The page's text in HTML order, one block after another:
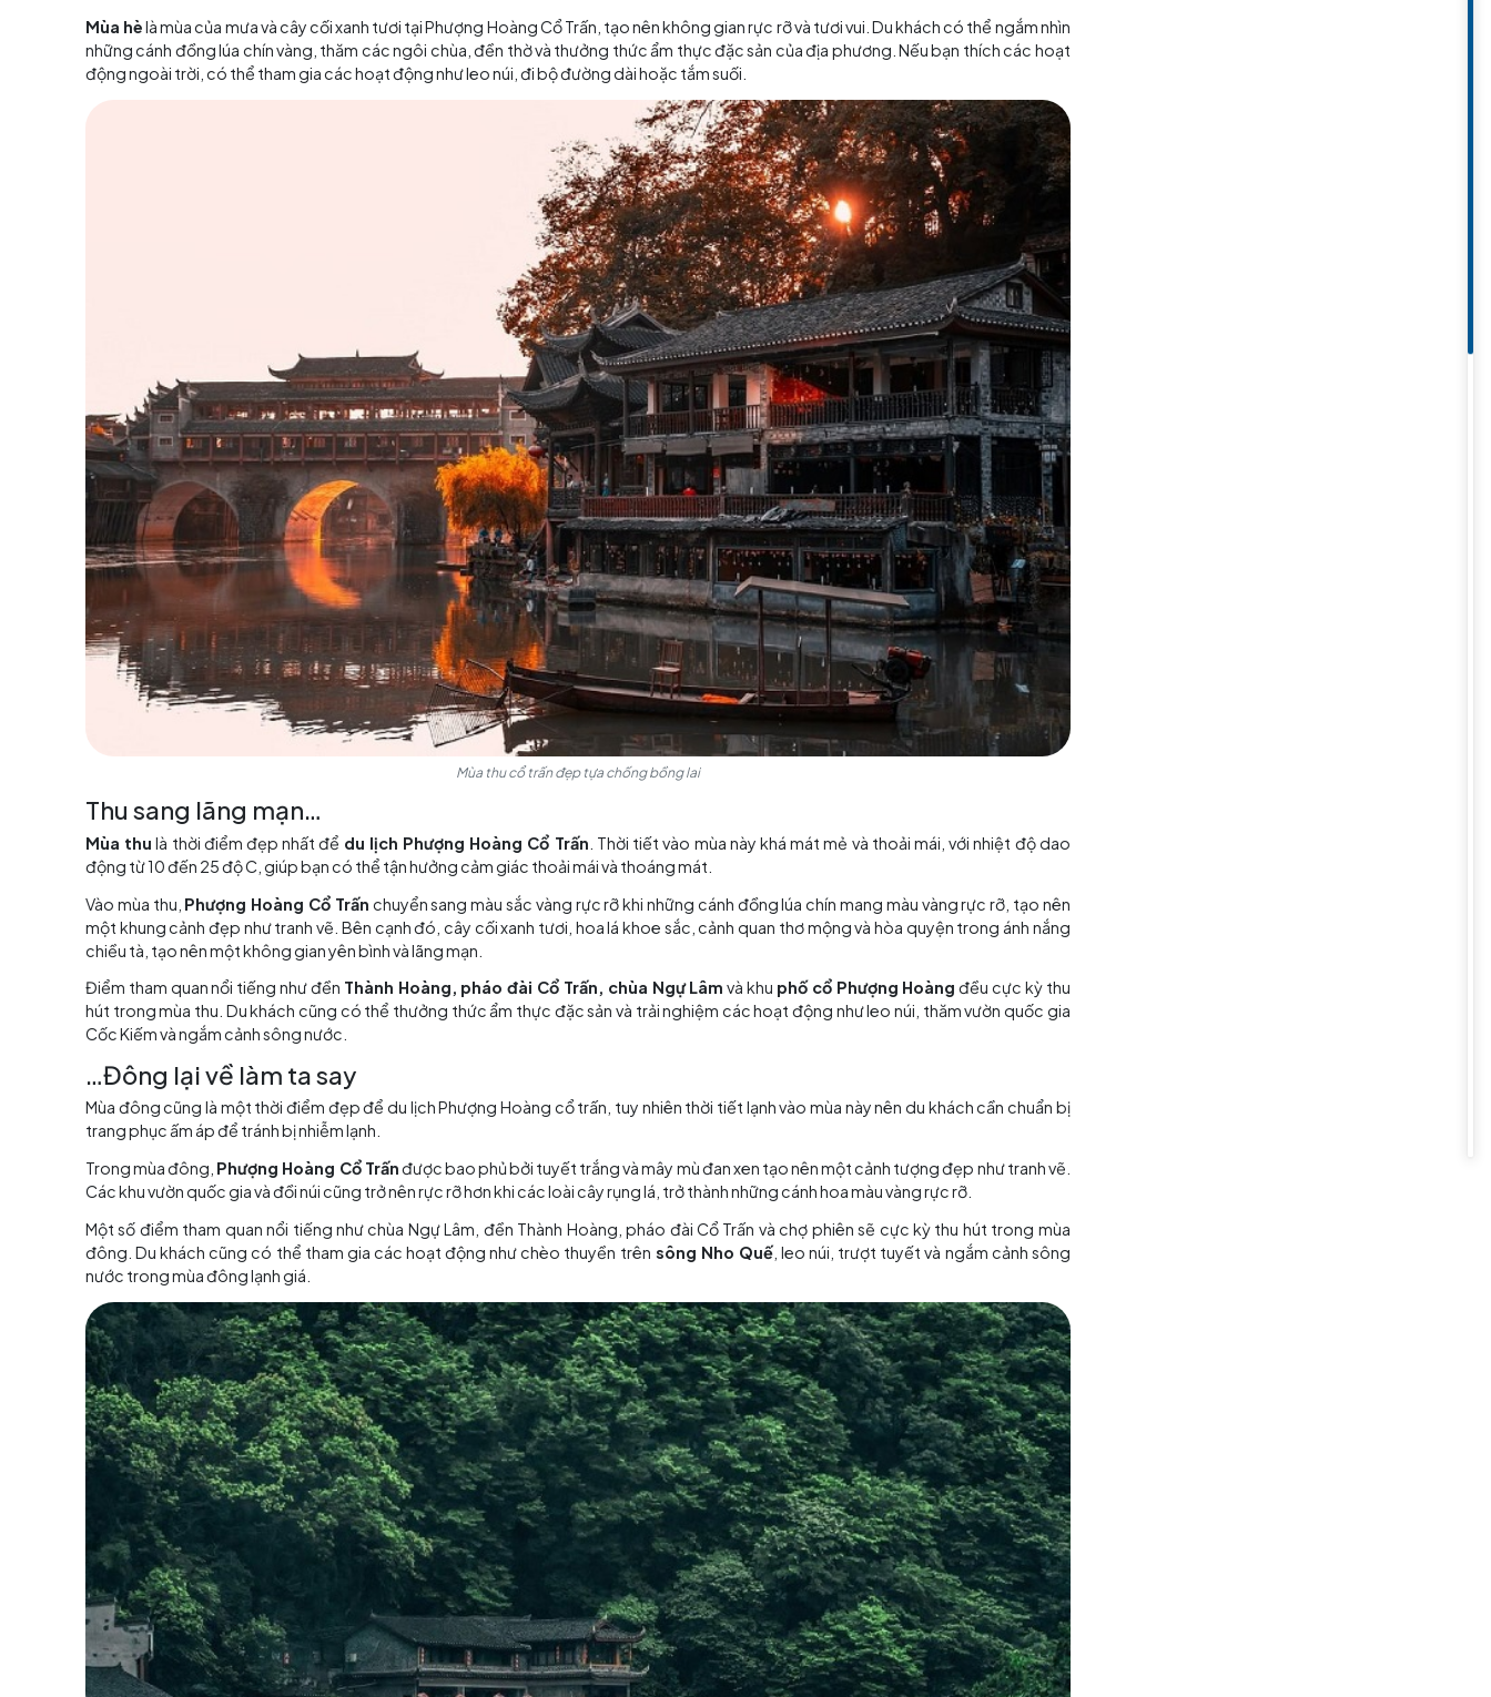
Mùa đẹp nhất để khám phá Phượng Hoàng cổ trấn
du lịch Phượng Hoàng Cổ Trấn. Thời gian tốt nhất đến đây trong mùa xuân là từ tháng 3 đến
tháng 5. Vào thời điểm này, thời tiết ở đây vẫn khá mát mẻ và ôn hòa, khí hậu thoáng đãng, không quá nóng hay quá lạnh. Cây cối tại
Phượng Hoàng Cổ Trấn cũng bắt đầu nảy mầm và đua nhau nở rộ, tạo nên cảnh sắc tuyệt đẹp, đặc biệt các loài hoa đua nở khắp nơi tạo
nên không gian thơ mộng, lãng mạn và đầy màu sắc.
có thể khá nóng, vì vậy không phải là mùa đẹp nhất để du lịch tại đây. Nhiệt độ thường dao
động từ 25 đến 30 độ C, và có thể lên đến 35 độ C vào một số ngày nắng nóng đỉnh điểm. Tuy nhiên, nếu bạn muốn
, thì tháng 6 đến tháng 8 là thời điểm tốt nhất.
Mùa hèlà mùa của mưa và cây cối xanh tươi tại Phượng Hoàng Cổ Trấn, tạo nên không gian rực rỡ và tươi vui. Du khách có thể ngắm nhìn
những cánh đồng lúa chín vàng, thăm các ngôi chùa, đền thờ và thưởng thức ẩm thực đặc sản của địa phương. Nếu bạn thích các hoạt
động ngoài trời, có thể tham gia các hoạt động như leo núi, đi bộ đường dài hoặc tắm suối.
Mùa thu cổ trấn đẹp tựa chống bồng lai
Thu sang lãng mạn…
Mùa thulà thời điểm đẹp nhất đểdu lịch Phượng Hoàng Cổ Trấn. Thời tiết vào mùa này khá mát mẻ và thoải mái, với nhiệt độ dao
động từ 10 đến 25 độ C, giúp bạn có thể tận hưởng cảm giác thoải mái và thoáng mát.
Vào mùa thu,Phượng Hoàng Cổ Trấn chuyển sang màu sắc vàng rực rỡ khi những cánh đồng lúa chín mang màu vàng rực rỡ, tạo nên
một khung cảnh đẹp như tranh vẽ. Bên cạnh đó, cây cối xanh tươi, hoa lá khoe sắc, cảnh quan thơ mộng và hòa quyện trong ánh nắng
chiều tà, tạo nên một không gian yên bình và lãng mạn.
Điểm tham quan nổi tiếng như đềnThành Hoàng, pháo đài Cổ Trấn, chùa Ngự Lâmvà khuphố cổ Phượng Hoàng
hút trong mùa thu. Du khách cũng có thể thưởng thức ẩm thực đặc sản và trải nghiệm các hoạt động như leo núi, thăm vườn quốc gia
Cốc Kiếm và ngắm cảnh sông nước.
…Đông lại về làm ta say